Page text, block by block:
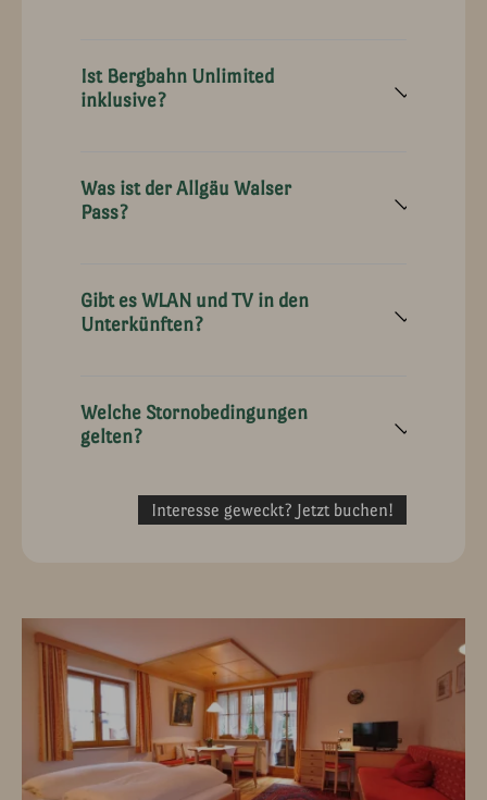
Ist Bergbahn Unlimited
inklusive?
Was ist der Allgäu Walser
Pass?
Gibt es WLAN und TV in den
Unterkünften?
Welche Stornobedingungen
gelten?
Interesse geweckt? Jetzt buchen!